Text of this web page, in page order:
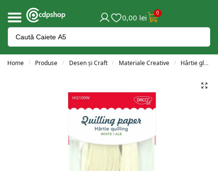
0,00 lei 0
Home / Produse / Desen și Craft / Materiale Creative / Hârtie glasată și quilling